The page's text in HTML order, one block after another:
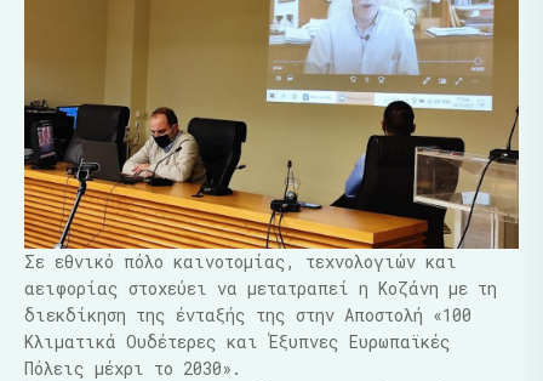
Σε εθνικό πόλο καινοτομίας, τεχνολογιών και
αειφορίας στοχεύει να μετατραπεί η Κοζάνη με τη
διεκδίκηση της ένταξής της στην Αποστολή «100
Κλιματικά Ουδέτερες και Έξυπνες Ευρωπαϊκές
Πόλεις μέχρι το 2030».